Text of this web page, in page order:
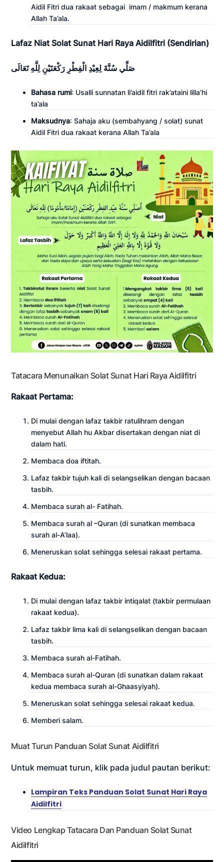
Aidil Fitri dua rakaat sebagai imam / makmum kerana
Allah Ta’ala.
Lafaz Niat Solat Sunat Hari Raya Aidilfitri (Sendirian)
صَلِّي سُنَّةَ لِعِيْدِ الْفِطْرِ رَكْعَتَيْنِ لِلَّهِ تَعَالَى
Bahasa rumi: Usalli sunnatan li’aidil fitri rak’ataini lilla’hi
ta’ala
Maksudnya: Sahaja aku (sembahyang / solat) sunat
Aidil Fitri dua rakaat kerana Allah Ta’ala
Tatacara Menunaikan Solat Sunat Hari Raya Aidilfitri
Rakaat Pertama:
Di mulai dengan lafaz takbir ratulihram dengan
menyebut Allah hu Akbar disertakan dengan niat di
dalam hati.
Membaca doa iftitah.
Lafaz takbir tujuh kali di selangselikan dengan bacaan
tasbih.
Membaca surah al- Fatihah.
Membaca surah al –Quran (di sunatkan membaca
surah al-A’laa).
Meneruskan solat sehingga selesai rakaat pertama.
Rakaat Kedua:
Di mulai dengan lafaz takbir intiqalat (takbir permulaan
rakaat kedua).
Lafaz takbir lima kali di selangselikan dengan bacaan
tasbih.
Membaca surah al-Fatihah.
Membaca surah al-Quran (di sunatkan dalam rakaat
kedua membaca surah al-Ghaasyiyah).
Meneruskan solat sehingga selesai rakaat kedua.
Memberi salam.
Muat Turun Panduan Solat Sunat Aidilfitri
Untuk memuat turun, klik pada judul pautan berikut:
Lampiran Teks Panduan Solat Sunat Hari Raya
Aidilfitri
Video Lengkap Tatacara Dan Panduan Solat Sunat
Aidilfitri